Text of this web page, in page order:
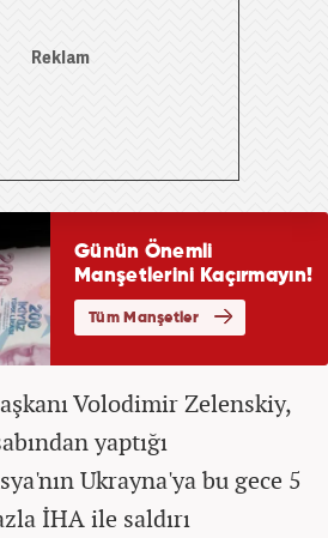
Volodimir Zelenskiy,
yaptığı
Ukrayna'ya bu gece 5
İHA ile saldırı